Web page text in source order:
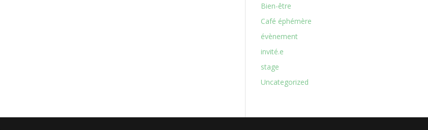
Bien-être
Café éphémère
évènement
invité.e
stage
Uncategorized